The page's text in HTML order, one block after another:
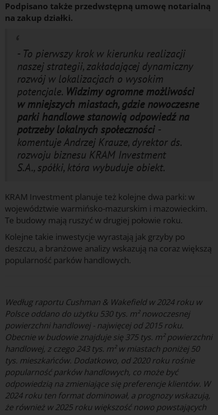
Podpisano także przedwstępną umowę notarialną
na zakup działki.
- To pierwszy krok w kierunku realizacji
naszej strategii, zakładającej dynamiczny
rozwój w lokalizacjach o wysokim
potencjale. Widzimy ogromne możliwości
w mniejszych miastach, gdzie nowoczesne
parki handlowe stanowią odpowiedź na
potrzeby lokalnych społeczności -
komentuje Andrzej Krauze, dyrektor ds.
rozwoju biznesu KRAM Investment
S.A., spółki, która wybuduje obiekt.
KRAM Investment planuje też kolejne dwa parki: w
województwie warmińsko-mazurskim i mazowieckim.
Te budowy mają ruszyć w drugiej połowie roku.
Kolejne takie inwestycje wyrastają jak grzyby po
deszczu, a branżowe analizy wskazują na coraz większą
popularność parków handlowych.
Według raportu Cushman & Wakefield w 2024 roku w
Polsce oddano do użytku 530 tys. m² nowoczesnej
powierzchni handlowej - najwięcej od 2015 roku.
Obecnie w budowie znajduje się 375 tys. m² powierzchni
handlowej, z czego 243 tys. m² w miastach poniżej 50
tys. mieszkańców. Dodatkowo, od 2020 roku rośnie
popularność parków handlowych, co może być
odpowiedzią na zmieniające się preferencje klientów. W
2024 roku ten format dominował, a prognozy wskazują,
że również w 2025 roku większość nowo powstających